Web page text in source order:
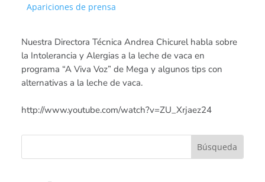
Apariciones de prensa
Nuestra Directora Técnica Andrea Chicurel habla sobre
la Intolerancia y Alergias a la leche de vaca en
programa “A Viva Voz” de Mega y algunos tips con
alternativas a la leche de vaca.
http://www.youtube.com/watch?v=ZU_Xrjaez24